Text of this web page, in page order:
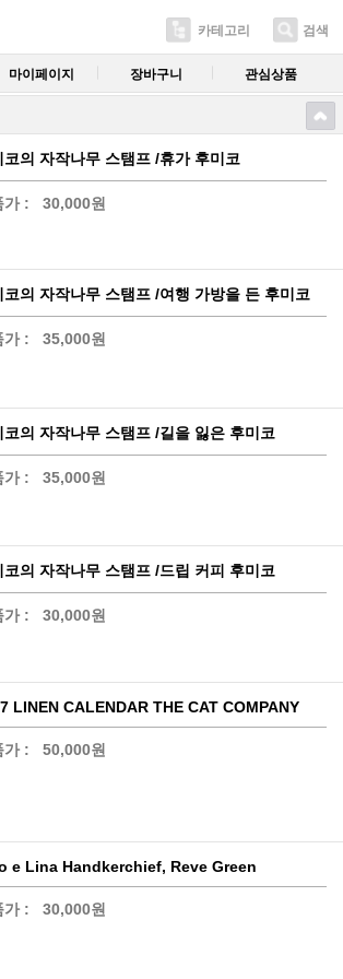
카테고리 검색
마이페이지 장바구니 관심상품
코의 자작나무 스탬프 /휴가 후미코
가 : 30,000원
코의 자작나무 스탬프 /여행 가방을 든 후미코
가 : 35,000원
코의 자작나무 스탬프 /길을 잃은 후미코
가 : 35,000원
코의 자작나무 스탬프 /드립 커피 후미코
가 : 30,000원
LINEN CALENDAR THE CAT COMPANY
가 : 50,000원
e Lina Handkerchief, Reve Green
가 : 30,000원